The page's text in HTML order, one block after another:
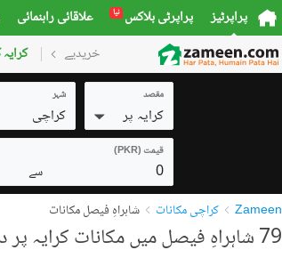
پراپرٹیز پراپرٹی بلاکس نیا علاقائی راہنمائی
خریدیے گھر
مقصد
کرایہ پر
شہر
کراچی
قیمت (PKR)
0 سے
Zameen کراچی مکانات شاہراہِ فیصل مکانات
79 شاہراہِ فیصل میں مکانات کرایہ پر دستیاب